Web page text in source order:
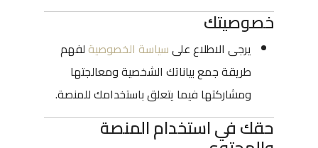
خصوصيتك
يرجى الاطلاع علىسياسة الخصوصية لفهم
طريقة جمع بياناتك الشخصية ومعالجتها
ومشاركتها فيما يتعلق باستخدامك للمنصة.
حقك في استخدام المنصة